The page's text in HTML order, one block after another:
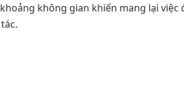
không gian khiến mang lại việc